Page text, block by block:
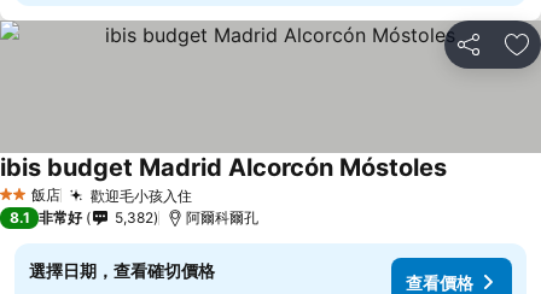
分享 加
2 星級飯店 歡迎毛小孩入住
ibis budget Madrid Alcorcón Móstoles
8.1 非常好 5,382 阿爾科爾孔
選擇日期，查看確切價格
查看價格